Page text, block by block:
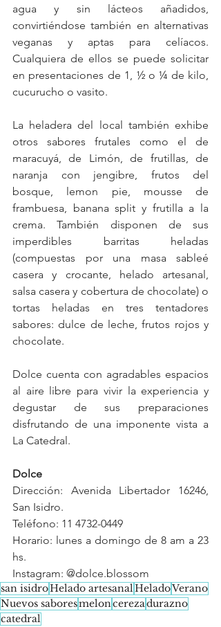
agua y sin lácteos añadidos,
convirtiéndose también en alternativas
veganas y aptas para celíacos.
Cualquiera de ellos se puede solicitar
en presentaciones de 1, ½ o ¼ de kilo,
cucurucho o vasito.
La heladera del local también exhibe
otros sabores frutales como el de
maracuyá, de Limón, de frutillas, de
naranja con jengibre, frutos del
bosque, lemon pie, mousse de
frambuesa, banana split y frutilla a la
crema. También disponen de sus
imperdibles barritas heladas
(compuestas por una masa sableé
casera y crocante, helado artesanal,
salsa casera y cobertura de chocolate) o
tortas heladas en tres tentadores
sabores: dulce de leche, frutos rojos y
chocolate.
Dolce cuenta con agradables espacios
al aire libre para vivir la experiencia y
degustar de sus preparaciones
disfrutando de una imponente vista a
La Catedral.
Dolce
Dirección: Avenida Libertador 16246,
San Isidro.
Teléfono: 11 4732-0449
Horario: lunes a domingo de 8 am a 23
hs.
Instagram: @dolce.blossom
san isidroHelado artesanalHeladoVerano
Nuevos saboresmeloncerezadurazno
catedral